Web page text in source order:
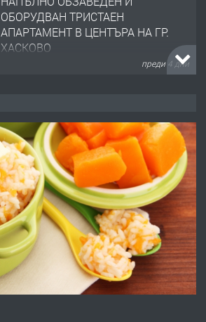
ОБОРУДВАН ТРИСТАЕН
АПАРТАМЕНТ В ЦЕНТЪРА НА ГР.
ХАСКОВО
преди 4 дни
преди 4 дни
№4120 Магазин/Офис под наем в кв.
Любен Каравелов, Хасково-близо до
градската градина!
преди 5 дни
ПРОСТОРЕН ТРИСТАЕН